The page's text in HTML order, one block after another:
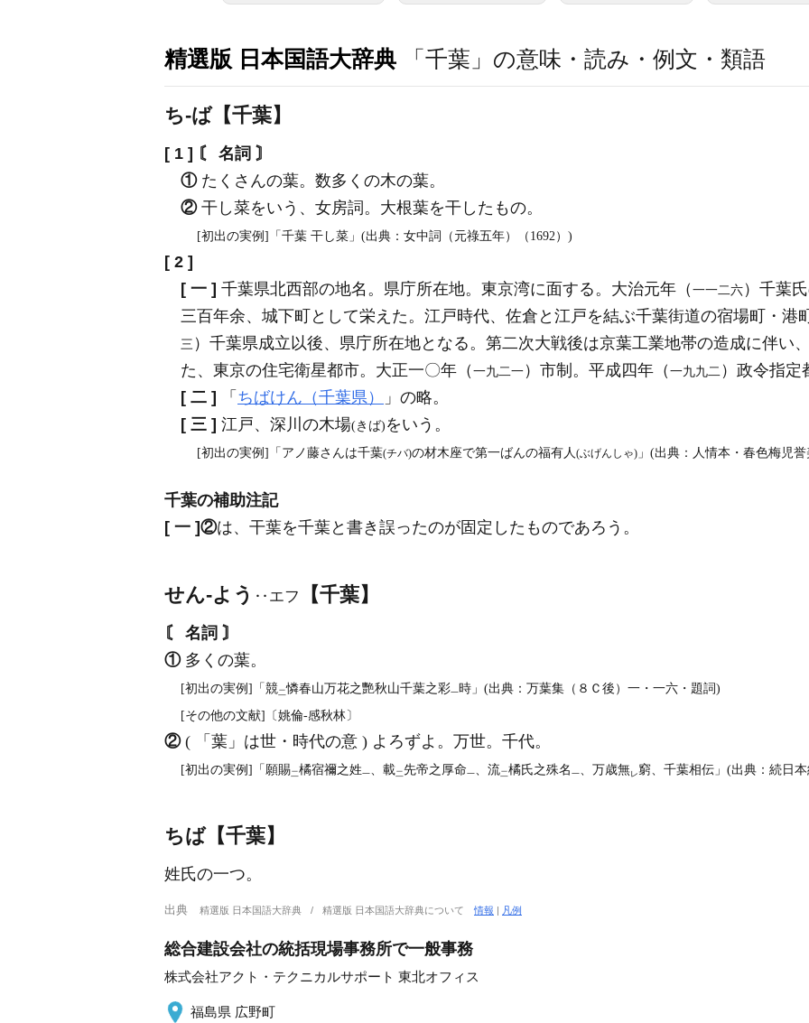
精選版 日本国語大辞典 「千葉」の意味・読み・例文・類語
ち‐ば【千葉】
[ 1 ] 〘 名詞 〙
①たくさんの葉。数多くの木の葉。
②干し菜をいう、女房詞。大根葉を干したもの。
[初出の実例]「千葉 干し菜」(出典：女中詞（元祿五年）（1692）)
[ 2 ]
[ 一 ] 千葉県北西部の地名。県庁所在地。東京湾に面する。大治元年（一一二六）千葉
三百年余、城下町として栄えた。江戸時代、佐倉と江戸を結ぶ千葉街道の宿場町・港
三 ）千葉県成立以後、県庁所在地となる。第二次大戦後は京葉工業地帯の造成に伴い
た、東京の住宅衛星都市。大正一〇年（一九二一）市制。平成四年（一九九二 ）政令指定
[ 二 ] 「 ちばけん（千葉県）
」の略。
[ 三 ] 江戸、深川の木場(きば)をいう。
[初出の実例]「アノ藤さんは千葉(チバ)の材木座で第一ばんの福有人 (ぶげんしゃ) 」(出典：人情本・春色梅児誉
千葉の補助注記
[ 一 ]②は、干葉を千葉と書き誤ったのが固定したものであろう。
せん‐よう ‥エフ 【千葉】
〘 名詞 〙
①多くの葉。
[初出の実例]「競 二憐春山万花之艷秋山千葉之彩一時」(出典：万葉集（８Ｃ後）一・一六・題詞)
[その他の文献]〔姚倫‐感秋林〕
②( 「葉」は世・時代の意 ) よろずよ。万世。千代。
[初出の実例]「願賜二橘宿禰之姓一 、載二先帝之厚命一 、流二橘氏之殊名 一 、万歳無レ 窮、千葉相伝」(出典：続日
ちば【千葉】
姓氏の一つ。
出典 精選版 日本国語大辞典 精選版 日本国語大辞典について情報 | 凡例
総合建設会社の統括現場事務所で一般事務
株式会社アクト・テクニカルサポート 東北オフィス
福島県 広野町